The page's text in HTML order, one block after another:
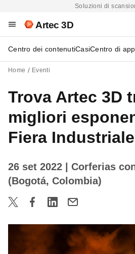
Soluzioni di
Artec 3D
Centro dei contenutiCasiCentro di
Home Eventi
Trova Artec 3D
migliori
Fiera
26 set 2022
| Corferias
(Bogotá, Colombia)